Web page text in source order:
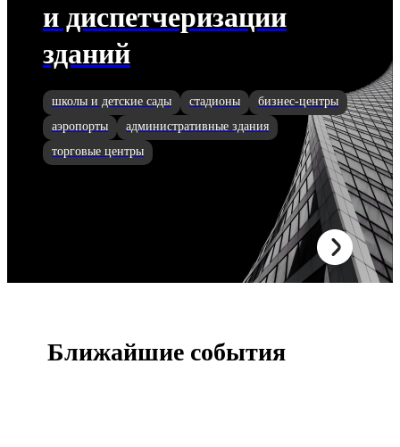
и диспетчеризации
зданий
школы и детские сады стадионы
бизнес-центры
аэропорты
административные здания
торговые центры
Ближайшие события